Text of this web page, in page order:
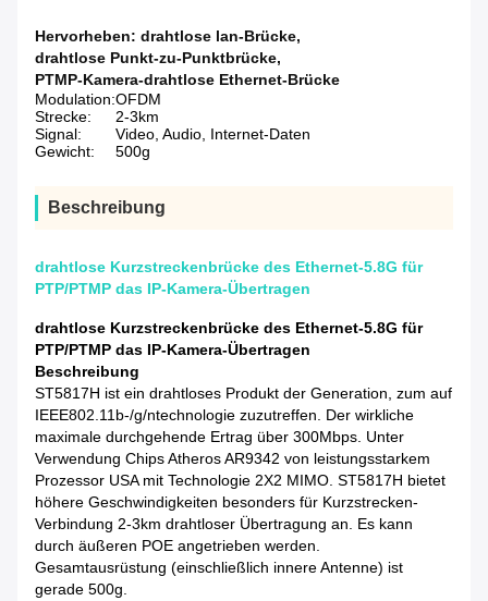
Hervorheben: drahtlose lan-Brücke,
drahtlose Punkt-zu-Punktbrücke,
PTMP-Kamera-drahtlose Ethernet-Brücke
Modulation:OFDM
Strecke:
2-3km
Signal:
Video, Audio, Internet-Daten
Gewicht:
500g
Beschreibung
drahtlose Kurzstreckenbrücke des Ethernet-5.8G für
PTP/PTMP das IP-Kamera-Übertragen
drahtlose Kurzstreckenbrücke des Ethernet-5.8G für
PTP/PTMP das IP-Kamera-Übertragen
Beschreibung
ST5817H ist ein drahtloses Produkt der Generation, zum auf
IEEE802.11b-/g/ntechnologie zuzutreffen. Der wirkliche
maximale durchgehende Ertrag über 300Mbps. Unter
Verwendung Chips Atheros AR9342 von leistungsstarkem
Prozessor USA mit Technologie 2X2 MIMO. ST5817H bietet
höhere Geschwindigkeiten besonders für Kurzstrecken-
Verbindung 2-3km drahtloser Übertragung an. Es kann
durch äußeren POE angetrieben werden.
Gesamtausrüstung (einschließlich innere Antenne) ist
gerade 500g.